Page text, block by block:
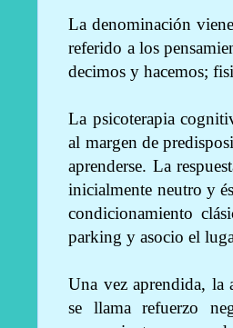
La denominación
referido a los
decimos y hacemos;
La psicoterapia
al margen de
aprenderse. La
inicialmente neutro y
condicionamiento
parking y asocio el
Una vez aprendida, la
se llama refuerzo